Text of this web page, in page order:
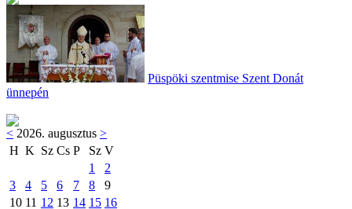
Püspöki szentmise Szent Donát
ünnepén
< 2026. augusztus >
H K Sz Cs P Sz V
1
2
3
4 5 6 7 8
9
10 11 12 13 14 15 16